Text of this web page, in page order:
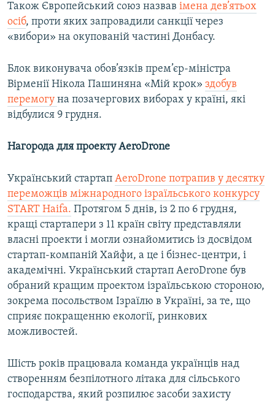
Також Європейський союз назвав імена дев’ятьох
осіб, проти яких запровадили санкції через
«вибори» на окупованій частині Донбасу.
Блок виконувача обов’язків прем’єр-міністра
Вірменії Нікола Пашиняна «Мій крок» здобув
перемогу на позачергових виборах у країні, які
відбулися 9 грудня.
Нагорода для проекту AeroDrone
Український стартап AeroDrone потрапив у десятку
переможців міжнародного ізраїльського конкурсу
START Haifa. Протягом 5 днів, із 2 по 6 грудня,
кращі стартапери з 11 країн світу представляли
власні проекти і могли ознайомитись із досвідом
стартап-компаній Хайфи, а це і бізнес-центри, і
академічні. Український стартап AeroDrone був
обраний кращим проектом ізраїльською стороною,
зокрема посольством Ізраїлю в Україні, за те, що
сприяє покращенню екології, ринкових
можливостей.
Шість років працювала команда українців над
створенням безпілотного літака для сільського
господарства, який розпилює засоби захисту